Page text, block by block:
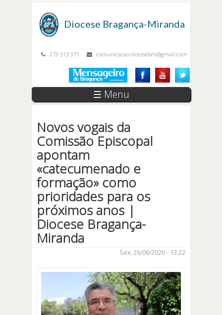
Diocese Bragança-Miranda
273 313 371 comunicacao.diocesebm@gmail.com
☰ Menu
Novos vogais da
Comissão Episcopal
apontam
«catecumenado e
formação» como
prioridades para os
próximos anos |
Diocese Bragança-
Miranda
Sex, 26/06/2026 - 13:22